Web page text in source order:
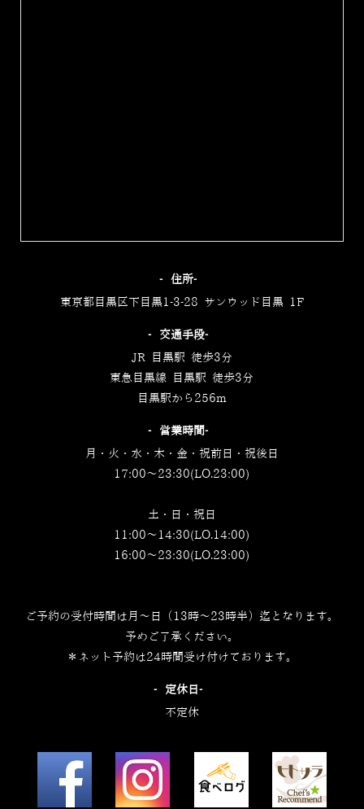
‐住所‐
東京都目黒区下目黒1-3-28 サンウッド目黒 1F
‐交通手段‐
JR 目黒駅 徒歩3分
東急目黒線 目黒駅 徒歩3分
目黒駅から256m
‐営業時間‐
月・火・水・木・金・祝前日・祝後日
17:00～23:30(LO.23:00)
土・日・祝日
11:00～14:30(LO.14:00)
16:00～23:30(LO.23:00)
ご予約の受付時間は月～日（13時～23時半）迄となります。
予めご了承ください。
＊ネット予約は24時間受け付けております。
‐定休日‐
不定休